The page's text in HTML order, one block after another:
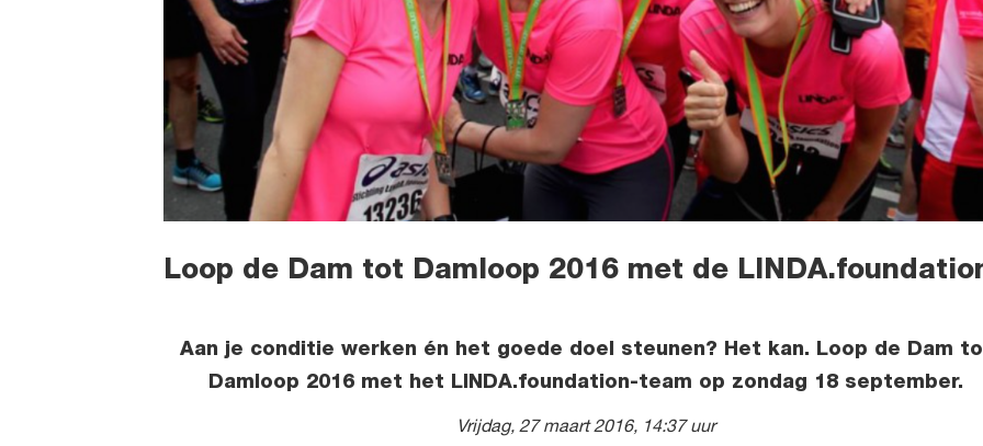
Loop de Dam tot Damloop 2016 met de
Aan je conditie werken én het goede doel steunen? Het kan. Loop de Dam
Damloop 2016 met het LINDA.foundation-team op zondag 18 september.
Vrijdag, 27 maart 2016, 14:37 uur